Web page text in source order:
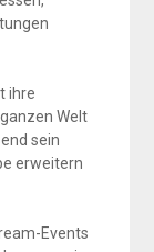
ihre
Welt
sein
erweitern
Events